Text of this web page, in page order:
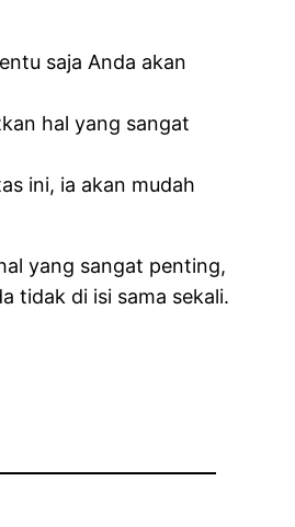
saja Anda akan
hal yang sangat
ini, ia akan mudah
yang sangat penting,
tidak di isi sama sekali.